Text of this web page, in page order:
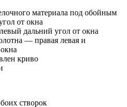
материала под обойным
от окна
дальний угол от окна
— правая левая и
криво
створок